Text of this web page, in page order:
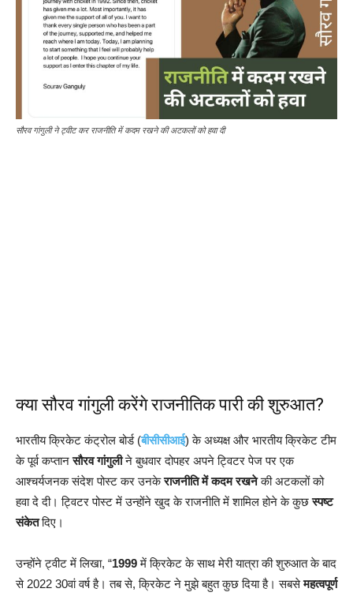
सौरव गांगुली ने ट्वीट कर राजनीति में कदम रखने की अटकलों को हवा दी
क्या सौरव गांगुली करेंगे राजनीतिक पारी की शुरुआत?
भारतीय क्रिकेट कंट्रोल बोर्ड (बीसीसीआई) के अध्यक्ष और भारतीय क्रिकेट टीम
के पूर्व कप्तानसौरव गांगुलीने बुधवार दोपहर अपने ट्विटर पेज पर एक
आश्चर्यजनक संदेश पोस्ट कर उनकेराजनीति में कदम रखनेकी अटकलों को
हवा दे दी। ट्विटर पोस्ट में उन्होंने खुद के राजनीति में शामिल होने के कुछस्पष्ट
संकेतदिए।
उन्होंने ट्वीट में लिखा, “1999में क्रिकेट के साथ मेरी यात्रा की शुरुआत के बाद
से 2022 30वां वर्ष है। तब से, क्रिकेट ने मुझे बहुत कुछ दिया है। सबसेमहत्वपूर्ण